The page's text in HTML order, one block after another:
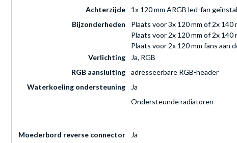
Achterzijde
1x 120 mm ARGB led-fan
Bijzonderheden
Plaats voor 3x 120 mm of 2x 140
Plaats voor 2x 120 mm of 2x 140
Plaats voor 2x 120 mm fans aan
Verlichting
Ja, RGB
RGB aansluiting
adresseerbare RGB-header
Waterkoeling ondersteuning
Ja
Ondersteunde radiatoren
Moederbord reverse connector
Ja